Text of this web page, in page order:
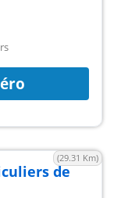
(29.31 Km)
de